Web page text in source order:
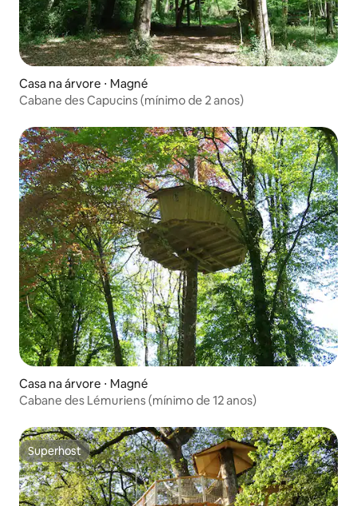
Casa na árvore ⋅ Magné
Cabane des Capucins (mínimo de 2 anos)
Casa na árvore ⋅ Magné
Cabane des Lémuriens (mínimo de 12 anos)
Superhost
Superhost